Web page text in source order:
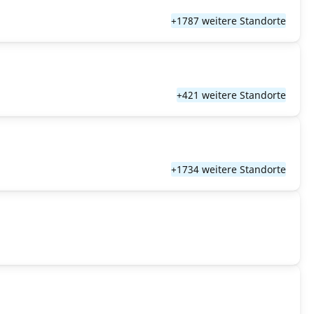
+1787 weitere Standorte
+421 weitere Standorte
+1734 weitere Standorte